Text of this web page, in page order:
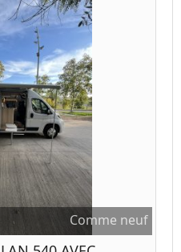
Comme neuf